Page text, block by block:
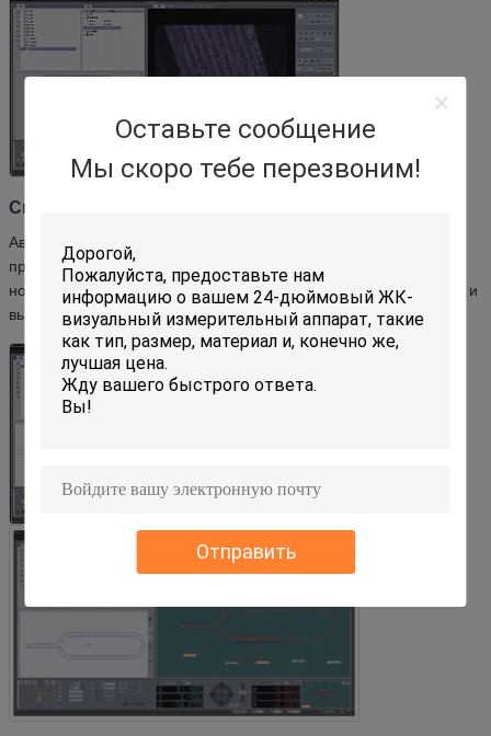
Оставьте сообщение
Мы скоро тебе перезвоним!
Отправить
Сканирование кривых и анализ ошибок формы
Автоматически отслеживает края продукта для сканирования
профилей кривых. Сравнивает с импортированными
номинальными кривыми САПР, рассчитывает ошибки профиля и
выводит графические отчеты FormError.